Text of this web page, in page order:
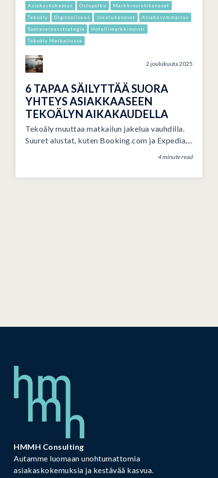
Asiakaskokemus Ostopolku
Markkinointikanavat
Tekoäly
Digitaalisuus Jakelukanavat
Asiakasymmärrys
Suoravarausstrategia
Hotellimarkkinointi
Tekoäly Matkailussa
2 joulukuuta 2025
6 TAPAA SÄILYTTÄÄ SUORA
YHTEYS ASIAKKAASEEN
TEKOÄLYN AIKAKAUDELLA
Tekoäly muuttaa matkailun jakelua vauhdilla.
Suuret alustat, kuten Booking.com ja Expedia,...
4 minute read
HMMH Consulting
Autamme luomaan unohtumattomia
asiakaskokemuksia ja kestävää kasvua.